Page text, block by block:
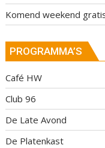
Komend weekend
PROGRAMMA’S
Café HW
Club 96
De Late Avond
De Platenkast